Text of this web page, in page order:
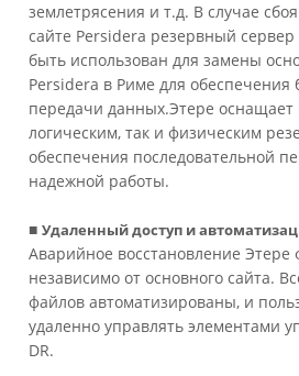
землетрясения и т.д. В случае
сайте Persidera резервный
быть использован для замены
Persidera в Риме для обеспечения
передачи данных.Этере оснащает
логическим, так и физическим
обеспечения последовательной
надежной работы.
■Удаленный доступ и
Аварийное восстановление Этере
независимо от основного сайта.
файлов автоматизированы, и
удаленно управлять элементами
DR.